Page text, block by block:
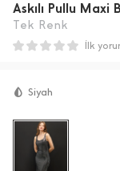
Askılı Pullu Maxi
Tek Renk
İlk
Siyah